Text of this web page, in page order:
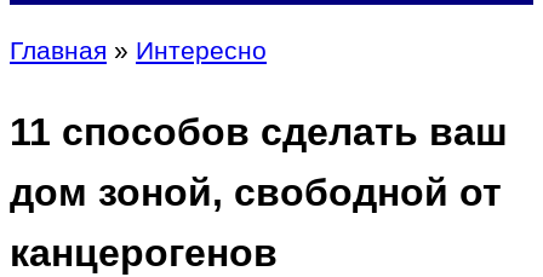
Главная » Интересно
11 способов сделать ваш
дом зоной, свободной от
канцерогенов